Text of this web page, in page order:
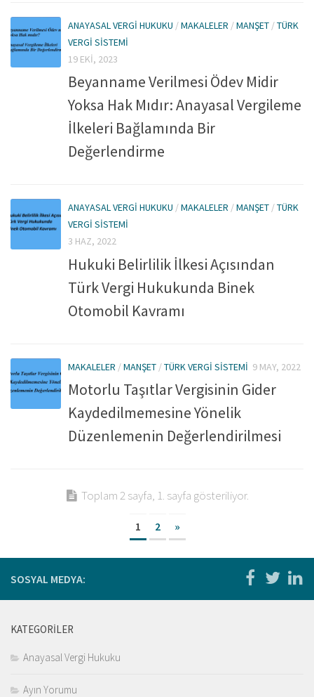
ANAYASAL VERGI HUKUKU /MAKALELER /MANŞET /TÜRK
VERGI SISTEMI
19 EKI, 2023
Beyanname Verilmesi Ödev Midir
Yoksa Hak Mıdır: Anayasal Vergileme
İlkeleri Bağlamında Bir
Değerlendirme
ANAYASAL VERGI HUKUKU /MAKALELER /MANŞET /TÜRK
VERGI SISTEMI
3 HAZ, 2022
Hukuki Belirlilik İlkesi Açısından
Türk Vergi Hukukunda Binek
Otomobil Kavramı
MAKALELER /MANŞET /TÜRK VERGI SISTEMI 9 MAY, 2022
Motorlu Taşıtlar Vergisinin Gider
Kaydedilmemesine Yönelik
Düzenlemenin Değerlendirilmesi
Toplam 2 sayfa, 1. sayfa gösteriliyor.
1 2 »
SOSYAL MEDYA:
KATEGORILER
Anayasal Vergi Hukuku
Ayın Yorumu